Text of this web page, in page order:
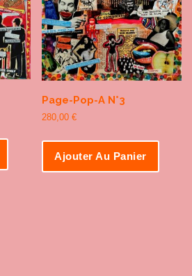
Page-Pop-A N°3
280,00€
Ajouter Au Panier